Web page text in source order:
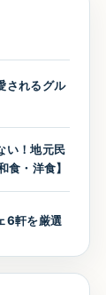
されるグル
い！地元民
・洋食】
6軒を厳選